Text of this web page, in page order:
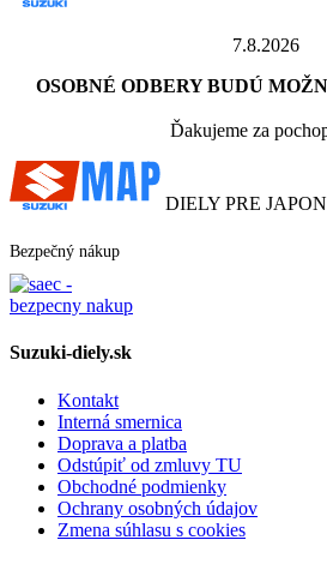
7.8.2026
OSOBNÉ ODBERY BUDÚ
Ďakujeme za
DIELY PRE
Bezpečný nákup
Suzuki-diely.sk
Kontakt
Interná smernica
Doprava a platba
Odstúpiť od zmluvy TU
Obchodné podmienky
Ochrany osobných údajov
Zmena súhlasu s cookies